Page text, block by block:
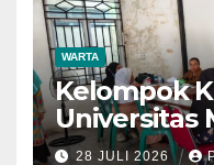
WARTA
Kelompok
Universitas
Pontianak
28 JULI 2026